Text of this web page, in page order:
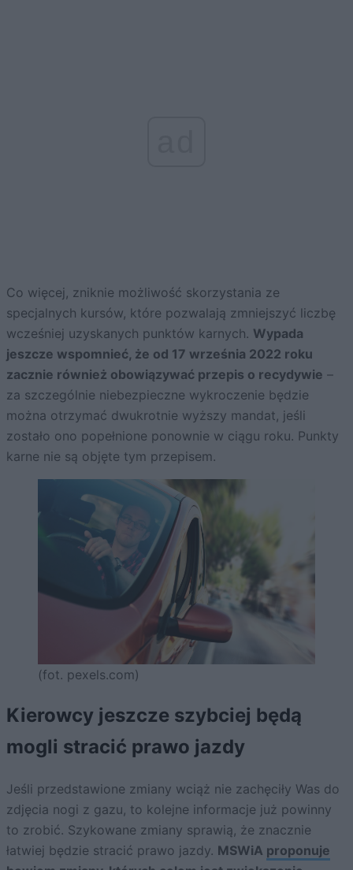
Co więcej, zniknie możliwość skorzystania ze
specjalnych kursów, które pozwalają zmniejszyć liczbę
wcześniej uzyskanych punktów karnych. Wypada
jeszcze wspomnieć, że od 17 września 2022 roku
zacznie również obowiązywać przepis o recydywie –
za szczególnie niebezpieczne wykroczenie będzie
można otrzymać dwukrotnie wyższy mandat, jeśli
zostało ono popełnione ponownie w ciągu roku. Punkty
karne nie są objęte tym przepisem.
(fot. pexels.com)
Kierowcy jeszcze szybciej będą
mogli stracić prawo jazdy
Jeśli przedstawione zmiany wciąż nie zachęciły Was do
zdjęcia nogi z gazu, to kolejne informacje już powinny
to zrobić. Szykowane zmiany sprawią, że znacznie
łatwiej będzie stracić prawo jazdy. MSWiA proponuje